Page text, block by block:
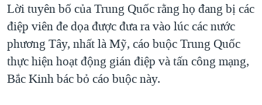
Lời tuyên bố của Trung Quốc rằng họ đang bị các
điệp viên đe dọa được đưa ra vào lúc các nước
phương Tây, nhất là Mỹ, cáo buộc Trung Quốc
thực hiện hoạt động gián điệp và tấn công mạng,
Bắc Kinh bác bỏ cáo buộc này.